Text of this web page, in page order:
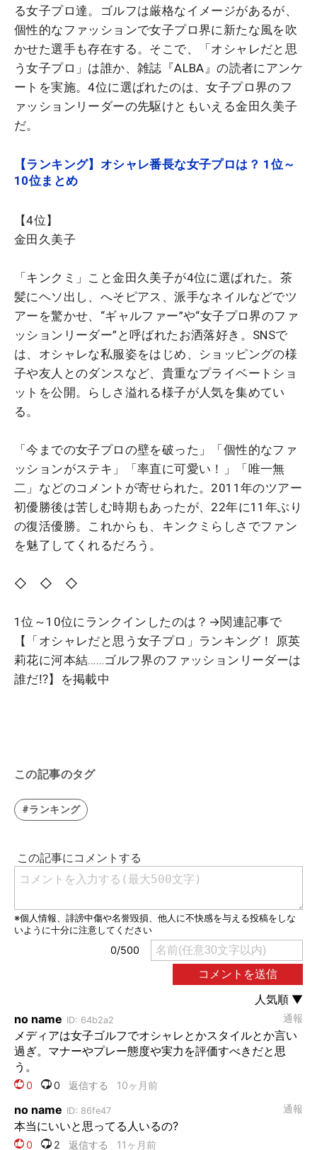
る女子プロ達。ゴルフは厳格なイメージがあるが、
個性的なファッションで女子プロ界に新たな風を吹
かせた選手も存在する。そこで、「オシャレだと思
う女子プロ」は誰か、雑誌『ALBA』の読者にアンケ
ートを実施。4位に選ばれたのは、女子プロ界のフ
ァッションリーダーの先駆けともいえる金田久美子
だ。
【ランキング】オシャレ番長な女子プロは？ 1位～
10位まとめ
【4位】
金田久美子
「キンクミ」こと金田久美子が4位に選ばれた。茶
髪にヘソ出し、へそピアス、派手なネイルなどでツ
アーを驚かせ、“ギャルファー”や“女子プロ界のファ
ッションリーダー”と呼ばれたお洒落好き。SNSで
は、オシャレな私服姿をはじめ、ショッピングの様
子や友人とのダンスなど、貴重なプライベートショ
ットを公開。らしさ溢れる様子が人気を集めてい
る。
「今までの女子プロの壁を破った」「個性的なファ
ッションがステキ」「率直に可愛い！」「唯一無
二」などのコメントが寄せられた。2011年のツアー
初優勝後は苦しむ時期もあったが、22年に11年ぶり
の復活優勝。これからも、キンクミらしさでファン
を魅了してくれるだろう。
◇ ◇ ◇
1位～10位にランクインしたのは？→関連記事で
【「オシャレだと思う女子プロ」ランキング！ 原英
莉花に河本結……ゴルフ界のファッションリーダーは
誰だ⁉】を掲載中
この記事のタグ
#ランキング